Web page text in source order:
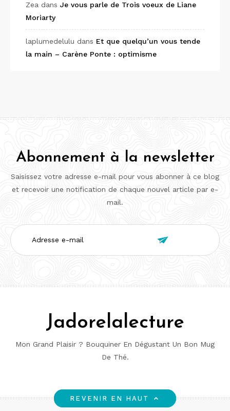
Zea dans Je vous parle de Trois voeux de Liane
Moriarty
laplumedelulu dans Et que quelqu’un vous tende
la main – Carène Ponte : optimisme
Abonnement à la newsletter
Saisissez votre adresse e-mail pour vous abonner à ce blog
et recevoir une notification de chaque nouvel article par e-
mail.
Adresse
e-
mail

Jadorelalecture
Mon Grand Plaisir ? Bouquiner En Dégustant Un Bon Mug
De Thé.
REVENIR EN HAUT